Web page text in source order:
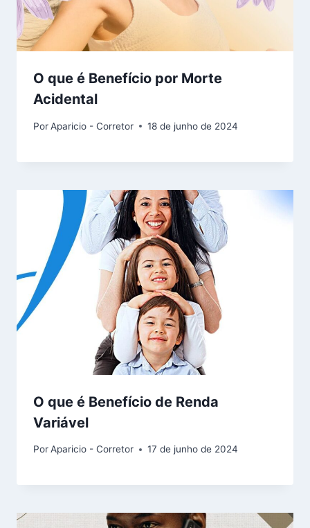
O que é Benefício por Morte
Acidental
PorAparicio - Corretor 18 de junho de 2024
O que é Benefício de Renda
Variável
PorAparicio - Corretor 17 de junho de 2024